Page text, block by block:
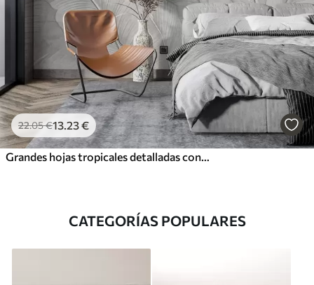
22.05€13 .23€
CATEGORÍAS POPULARES